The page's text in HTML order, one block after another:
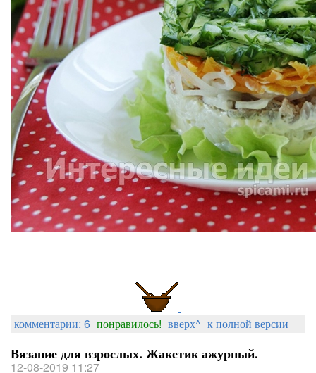
комментарии: 6 понравилось! вверх^ к полной версии
Вязание для взрослых. Жакетик ажурный.
12-08-2019 11:27